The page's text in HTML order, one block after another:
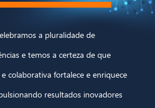
a pluralidade de
e temos a certeza de que
colaborativa fortalece e enriquece
resultados inovadores